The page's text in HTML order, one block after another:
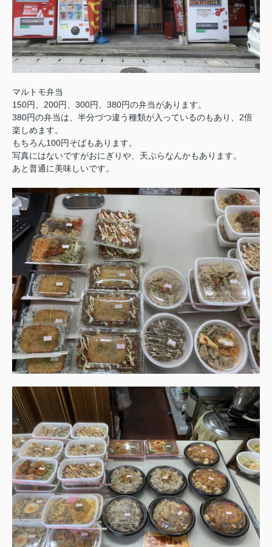
マルトモ弁当
150円、200円、300円、380円の弁当があります。
380円の弁当は、半分づつ違う種類が入っているのもあり、2倍
楽しめます。
もちろん100円そばもあります。
写真にはないですがおにぎりや、天ぷらなんかもあります。
あと普通に美味しいです。